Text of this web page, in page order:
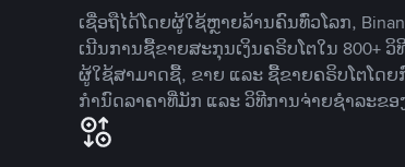
ເຊື່ອຖືໄດ້ໂດຍຜູ້ໃຊ້ຫຼາຍລ້ານຄົນທົ່ວໂລກ,
ເນີນການຊື້ຂາຍສະກຸນເງິນຄຣິບໂຕໃນ 800+ ວິ
ຜູ້ໃຊ້ສາມາດຊື້, ຂາຍ ແລະ ຊື້ຂາຍຄຣິບໂຕໂດ
ກໍານົດລາຄາທີ່ມັກ ແລະ ວິທີການຈ່າຍຊຳລະຂອ